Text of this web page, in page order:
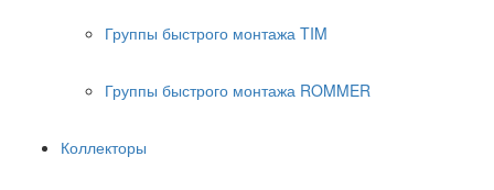
Группы быстрого монтажа TIM
Группы быстрого монтажа ROMMER
Коллекторы